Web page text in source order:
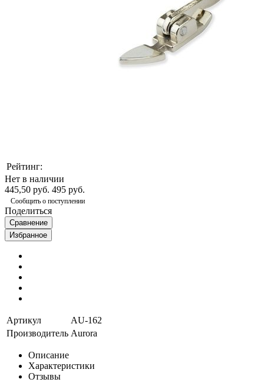
Рейтинг:
Нет в наличии
445,50 руб. 495 руб.
Сообщить о поступлении
Поделиться
Сравнение
Избранное
Артикул
AU-162
Производитель Aurora
Описание
Характеристики
Отзывы